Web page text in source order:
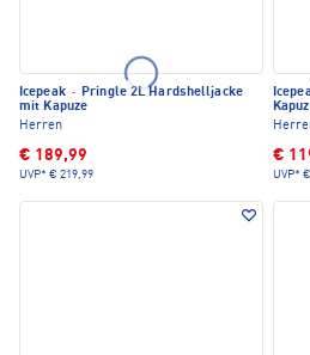
Icepeak · Pringle 2L Hardshelljacke
mit Kapuze
Herren
€ 189,99
UVP* € 219,99
€
UVP*